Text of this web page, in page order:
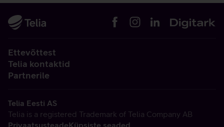
Ettevõttest
Telia kontaktid
Partnerile
Telia Eesti AS
Telia is a registered Trademark of Telia Company AB
PrivaatsusteadeKüpsiste seaded